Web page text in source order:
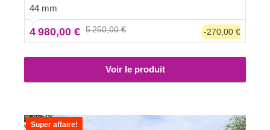
bois à vos invités. CLASSIC est un petit bijou qui
apporte de grands avantages !
44 mm
4 980,00 € 5 250,00 € -270,00 €
Voir le produit
Super affaire!